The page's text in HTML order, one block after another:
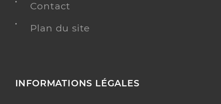
Contact
Plan du site
INFORMATIONS LÉGALES